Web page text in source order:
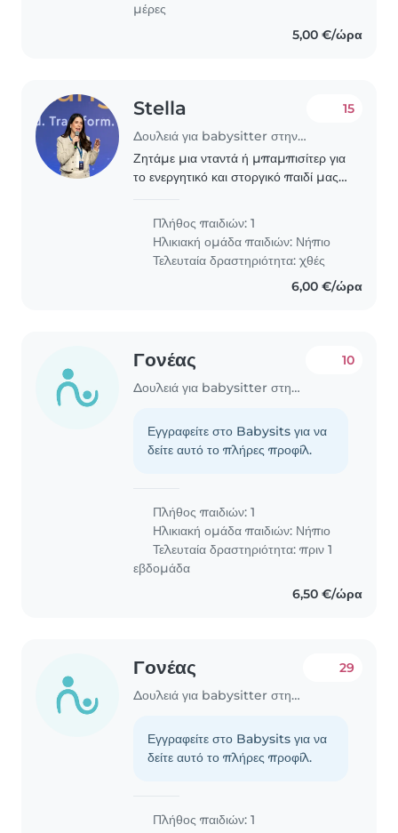
μέρες
5,00 €/ώρα
Stella
Δουλειά για babysitter στην περιοχή Χαλάνδρι
15
Ζητάμε μια νταντά ή μπαμπισίτερ για
το ενεργητικό και στοργικό παιδί μας
ευγνώμονες αν μπορείτε να έρθετε
στο σπίτι μας για να φροντίσετε το
παιδί..
Πλήθος παιδιών: 1
Ηλικιακή ομάδα παιδιών: Νήπιο
Τελευταία δραστηριότητα: χθές
6,00 €/ώρα
Γονέας
Δουλειά για babysitter στην περιοχή Χαλάνδρι
10
Εγγραφείτε στο Babysits για να
δείτε αυτό το πλήρες προφίλ.
Πλήθος παιδιών: 1
Ηλικιακή ομάδα παιδιών: Νήπιο
Τελευταία δραστηριότητα: πριν 1
εβδομάδα
6,50 €/ώρα
Γονέας
Δουλειά για babysitter στην περιοχή Χαλάνδρι
29
Εγγραφείτε στο Babysits για να
δείτε αυτό το πλήρες προφίλ.
Πλήθος παιδιών: 1